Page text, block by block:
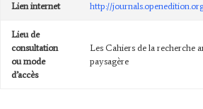
Lien internet http://
Lieu de
consultation
ou mode
d’accès
Les Cahiers de la recherche
paysagère